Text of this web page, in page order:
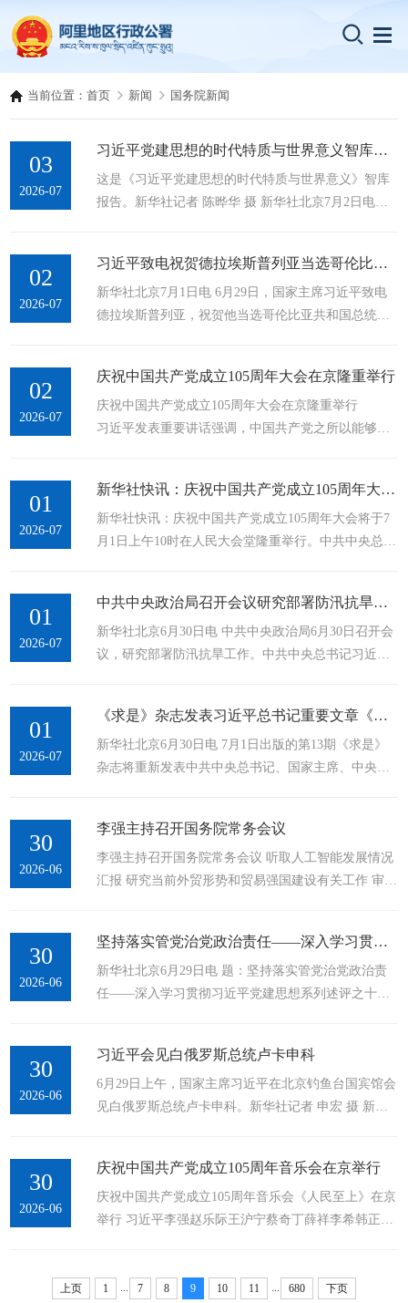
当前位置：首页 新闻 国务院新闻
03
2026-07
习近平党建思想的时代特质与世界意义智库报告发布
这是《习近平党建思想的时代特质与世界意义》智库
报告。新华社记者 陈晔华 摄 新华社北京7月2日电
发布《习近平党建思想的时代特质与世界意义》...
02
2026-07
习近平致电祝贺德拉埃斯普列亚当选哥伦比亚总统
新华社北京7月1日电 6月29日，国家主席习近平致电
德拉埃斯普列亚，祝贺他当选哥伦比亚共和国总统。
发展势头。两国政治互信持续巩固，...
02
2026-07
庆祝中国共产党成立105周年大会在京隆重举行
庆祝中国共产党成立105周年大会在京隆重举行
习近平发表重要讲话强调，中国共产党之所以能够在
无可比拟的优秀特质。...
01
2026-07
新华社快讯：庆祝中国共产党成立105周年大会将举行
新华社快讯：庆祝中国共产党成立105周年大会将于7
月1日上午10时在人民大会堂隆重举行。中共中央总书
优秀共产党员、全国优秀党务工作者和全国先进基层
党组织进行表彰。...
01
2026-07
中共中央政治局召开会议研究部署防汛抗旱工作中共中央总书记习近平主持会议
新华社北京6月30日电 中共中央政治局6月30日召开会
议，研究部署防汛抗旱工作。中共中央总书记习近平
步提高思想认识，...
01
2026-07
《求是》杂志发表习近平总书记重要文章《做焦裕禄式的县委书记》
新华社北京6月30日电 7月1日出版的第13期《求是》
杂志将重新发表中共中央总书记、国家主席、中央军
委书记研修班学员座谈会上的讲话。...
30
2026-06
李强主持召开国务院常务会议
李强主持召开国务院常务会议 听取人工智能发展情况
汇报 研究当前外贸形势和贸易强国建设有关工作 审议
29日主持召开国务院常务会议，...
30
2026-06
坚持落实管党治党政治责任——深入学习贯彻习近平党建思想系列述评之十四
新华社北京6月29日电 题：坚持落实管党治党政治责
任——深入学习贯彻习近平党建思想系列述评之十四
涵要义之一，...
30
2026-06
习近平会见白俄罗斯总统卢卡申科
6月29日上午，国家主席习近平在北京钓鱼台国宾馆会
见白俄罗斯总统卢卡申科。新华社记者 申宏 摄 新华
申科。 习近平指出，...
30
2026-06
庆祝中国共产党成立105周年音乐会在京举行
庆祝中国共产党成立105周年音乐会《人民至上》在京
举行 习近平李强赵乐际王沪宁蔡奇丁薛祥李希韩正出
际、王沪宁、蔡奇、...
上页 1 7 8 9 10 11 680 下页